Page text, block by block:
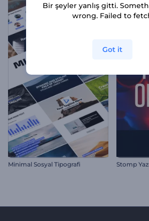
Minimal Sosyal Tipografi Stomp
Bir şeyler yanlış gitti.
wrong. Failed to
Got it